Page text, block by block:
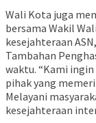
Wali Kota juga
bersama Wakil
kesejahteraan
Tambahan
waktu. “Kami
pihak yang
Melayani
kesejahteraan